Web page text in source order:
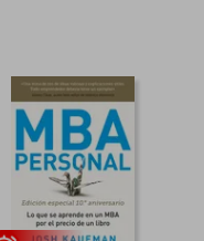
35%
dcto.